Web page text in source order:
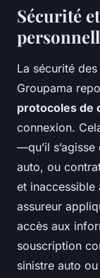
Sécurité
La sécurité
Groupama
protocoles de
connexion.
—qu’il
auto, ou
et inaccessible
assureur
accès aux
souscription
sinistre auto